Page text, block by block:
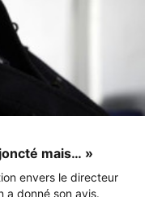
mais… »
envers le directeur
a donné son avis.